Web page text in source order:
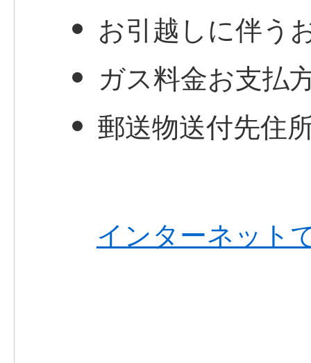
お引越しに伴う
ガス料金お支払
郵送物送付先住
インターネット